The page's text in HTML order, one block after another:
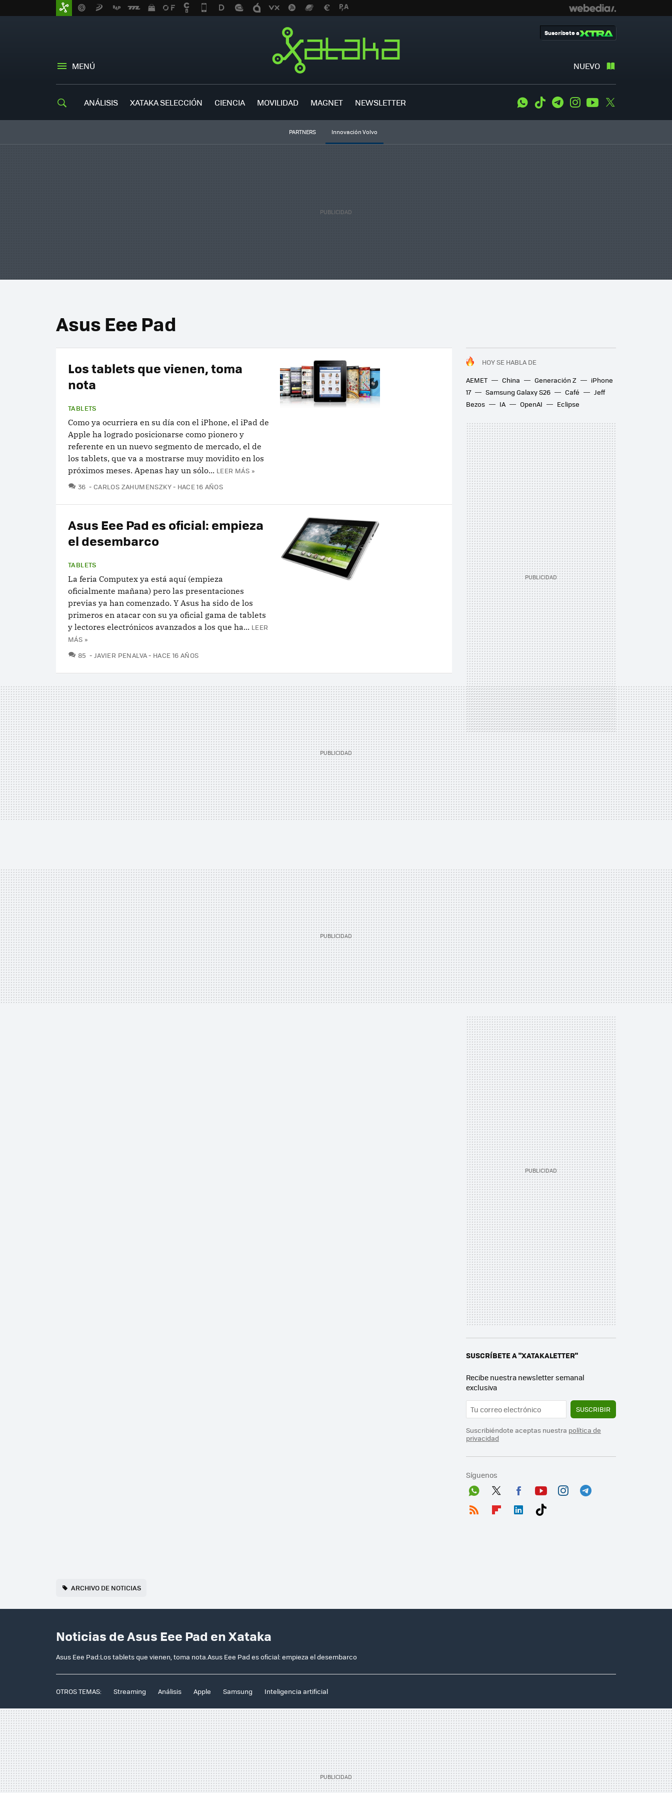
MENÚ NUEVO
Suscríbete a
ANÁLISIS XATAKA SELECCIÓN CIENCIA MOVILIDAD MAGNET NEWSLETTER WhatsApp
Tiktok TelegramInstagramYoutube
PARTNERS Innovación Volvo
Asus Eee Pad
HOY SE HABLA DE
AEMET
China Generación Z
iPhone
17
Samsung Galaxy S26 Café
Jeff
Bezos
IA OpenAI Eclipse
Los tablets que vienen, toma
nota
TABLETS
Como ya ocurriera en su día con el iPhone, el iPad de
Apple ha logrado posicionarse como pionero y
referente en un nuevo segmento de mercado, el de
los tablets, que va a mostrarse muy movidito en los
próximos meses. Apenas hay un sólo... LEER MÁS »
36 COMENTARIOS
CARLOS ZAHUMENSZKY HACE 16 AÑOS
Asus Eee Pad es oficial: empieza
el desembarco
TABLETS
La feria Computex ya está aquí (empieza
oficialmente mañana) pero las presentaciones
previas ya han comenzado. Y Asus ha sido de los
primeros en atacar con su ya oficial gama de tablets
y lectores electrónicos avanzados a los que ha... LEER
MÁS »
85 COMENTARIOS
JAVIER PENALVA HACE 16 AÑOS
SUSCRÍBETE A "XATAKALETTER"
Recibe nuestra newsletter semanal
exclusiva
SUSCRIBIR
Suscribiéndote aceptas nuestra política de
privacidad
Síguenos
Wh
Twit
Fac
You
ARCHIVO DE NOTICIAS
Noticias de Asus Eee Pad en Xataka
Asus Eee Pad:Los tablets que vienen, toma nota.Asus Eee Pad es oficial: empieza el desembarco
OTROS TEMAS: Streaming Análisis Apple Samsung Inteligencia artificial